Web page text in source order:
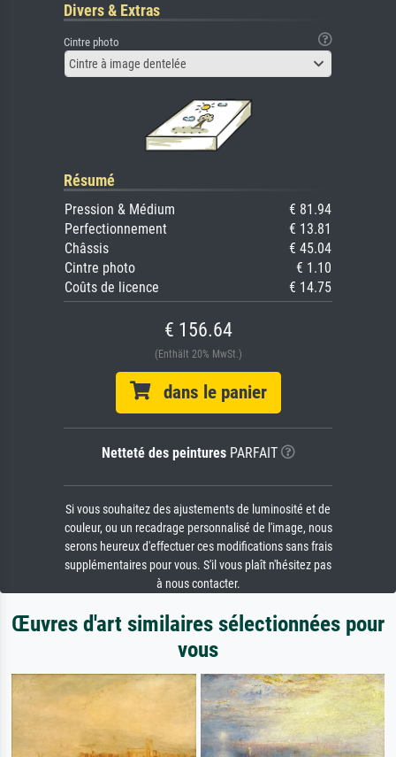
Divers & Extras
Cintre photo
Cintre à image dentelée
Résumé
Pression & Médium
€ 81.94
Perfectionnement
€ 13.81
Châssis
€ 45.04
Cintre photo
€ 1.10
Coûts de licence
€ 14.75
€ 156.64
(Enthält 20% MwSt.)
dans le panier
Netteté des peinturesPARFAIT
Si vous souhaitez des ajustements de luminosité et de
couleur, ou un recadrage personnalisé de l'image, nous
serons heureux d'effectuer ces modifications sans frais
supplémentaires pour vous. S'il vous plaît n'hésitez pas
à nous contacter.
Œuvres d'art similaires sélectionnées pour
vous